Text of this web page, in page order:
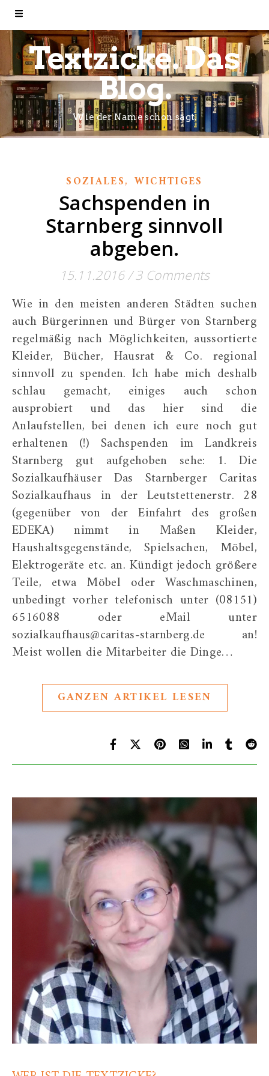
Textzicke. Das
Blog.
Wie der Name schon sagt.
SOZIALES, WICHTIGES
Sachspenden in
Starnberg sinnvoll
abgeben.
15.11.2016/ 3 Comments
Wie in den meisten anderen Städten suchen
auch Bürgerinnen und Bürger von Starnberg
regelmäßig nach Möglichkeiten, aussortierte
Kleider, Bücher, Hausrat & Co. regional
sinnvoll zu spenden. Ich habe mich deshalb
schlau gemacht, einiges auch schon
ausprobiert und das hier sind die
Anlaufstellen, bei denen ich eure noch gut
erhaltenen (!) Sachspenden im Landkreis
Starnberg gut aufgehoben sehe: 1. Die
Sozialkaufhäuser Das Starnberger Caritas
Sozialkaufhaus in der Leutstettenerstr. 28
(gegenüber von der Einfahrt des großen
EDEKA) nimmt in Maßen Kleider,
Haushaltsgegenstände, Spielsachen, Möbel,
Elektrogeräte etc. an. Kündigt jedoch größere
Teile, etwa Möbel oder Waschmaschinen,
unbedingt vorher telefonisch unter (08151)
6516088 oder eMail unter
sozialkaufhaus@caritas-starnberg.de an!
Meist wollen die Mitarbeiter die Dinge…
GANZEN ARTIKEL LESEN